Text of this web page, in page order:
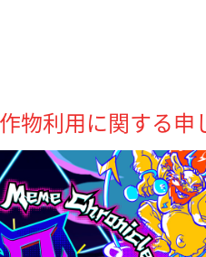
物利用に関する